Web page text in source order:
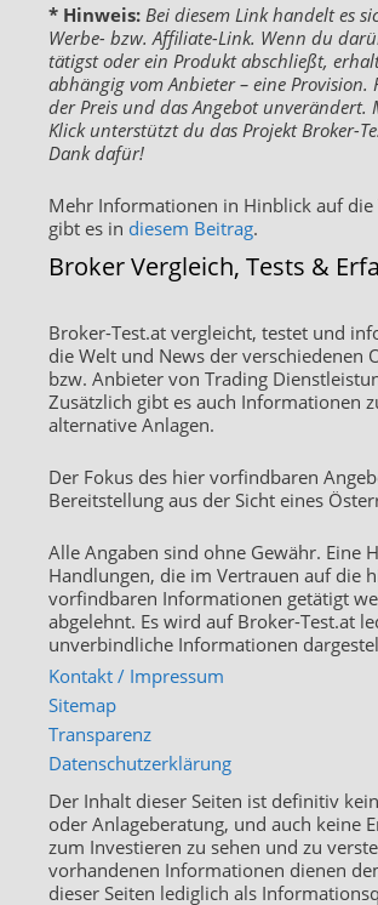
* Hinweis: Bei diesem Link handelt es
Werbe- bzw. Affiliate-Link. Wenn du
tätigst oder ein Produkt abschließt,
abhängig vom Anbieter – eine
der Preis und das Angebot unverändert.
Klick unterstützt du das Projekt Broker-
Dank dafür!
Mehr Informationen in Hinblick auf die
gibt es in diesem Beitrag.
Broker Vergleich, Tests &
Broker-Test.at vergleicht, testet und
die Welt und News der verschiedenen
bzw. Anbieter von Trading
Zusätzlich gibt es auch Informationen
alternative Anlagen.
Der Fokus des hier vorfindbaren
Bereitstellung aus der Sicht eines
Alle Angaben sind ohne Gewähr. Eine
Handlungen, die im Vertrauen auf die
vorfindbaren Informationen getätigt
abgelehnt. Es wird auf Broker-Test.at
unverbindliche Informationen
Kontakt / Impressum
Sitemap
Transparenz
Datenschutzerklärung
Der Inhalt dieser Seiten ist definitiv
oder Anlageberatung, und auch keine
zum Investieren zu sehen und zu
vorhandenen Informationen dienen
dieser Seiten lediglich als